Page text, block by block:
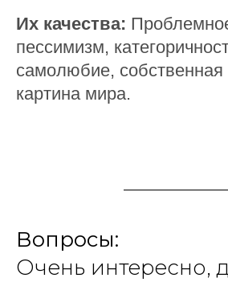
Их качества:
пессимизм,
самолюбие, собственная
картина мира.
Вопросы:
Очень интересно,